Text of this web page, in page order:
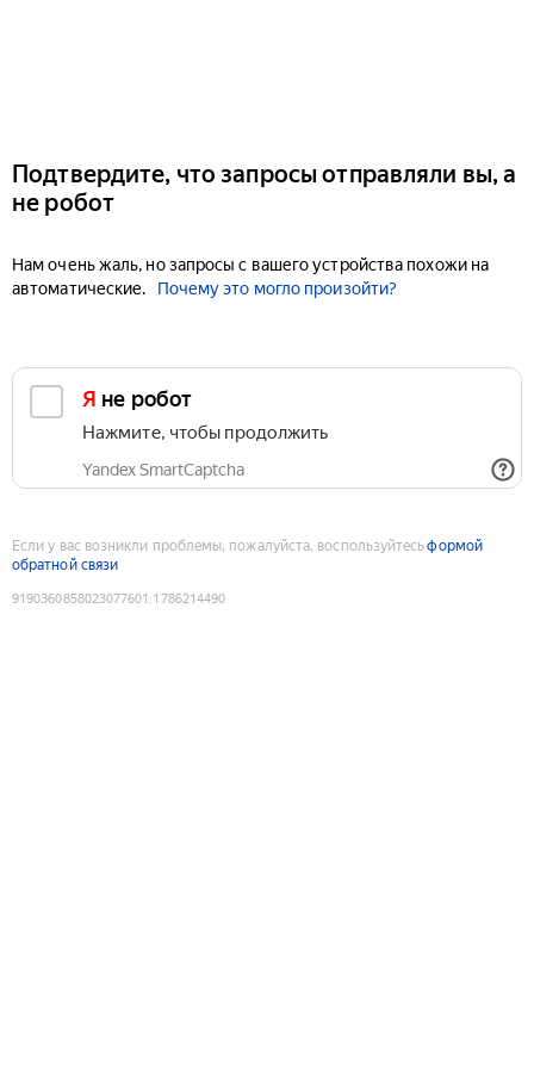
Подтвердите, что запросы отправляли вы, а
не робот
Нам очень жаль, но запросы с вашего устройства похожи на
автоматические.
Почему это могло произойти?
Я не робот
Нажмите, чтобы продолжить
Yandex SmartCaptcha
Если у вас возникли проблемы, пожалуйста, воспользуйтесьформой
обратной связи
9190360858023077601 :1786214490